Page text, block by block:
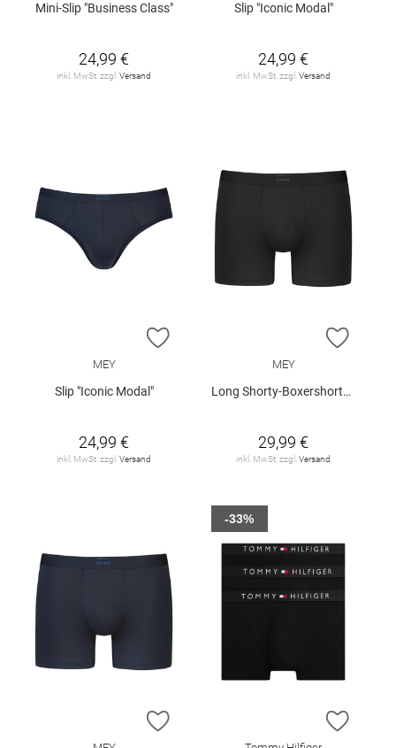
Mini-Slip "Business Class"
24,99 €
inkl. MwSt. zzgl. Versand
Slip "Iconic Modal"
24,99 €
inkl. MwSt. zzgl. Versand
ZUR WUNSCHLISTE HINZUFÜGEN
MEY
Slip "Iconic Modal"
24,99 €
inkl. MwSt. zzgl. Versand
ZUR
MEY
Long Shorty-Boxershorts "Iconic Modal"
29,99 €
inkl. MwSt. zzgl. Versand
ZUR WUNSCHLISTE HINZUFÜGEN
ZUR
-33%